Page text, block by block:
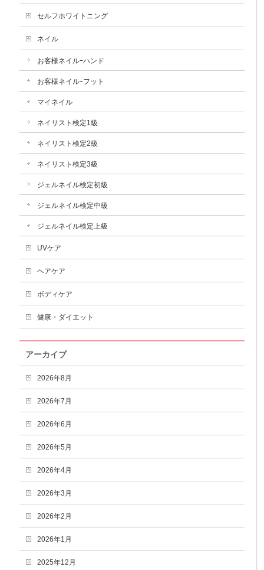
セルフホワイトニング
ネイル
お客様ネイルｰハンド
お客様ネイルｰフット
マイネイル
ネイリスト検定1級
ネイリスト検定2級
ネイリスト検定3級
ジェルネイル検定初級
ジェルネイル検定中級
ジェルネイル検定上級
UVケア
ヘアケア
ボディケア
健康・ダイエット
アーカイブ
2026年8月
2026年7月
2026年6月
2026年5月
2026年4月
2026年3月
2026年2月
2026年1月
2025年12月